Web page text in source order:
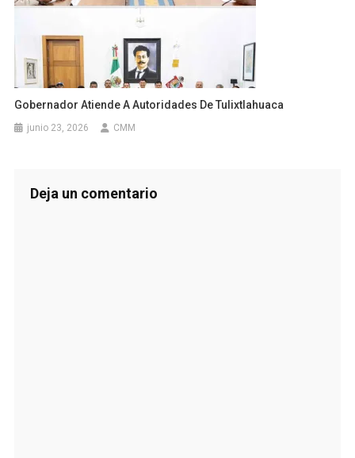
Gobernador Atiende A Autoridades De Tulixtlahuaca
junio 23, 2026 CMM
Deja un comentario